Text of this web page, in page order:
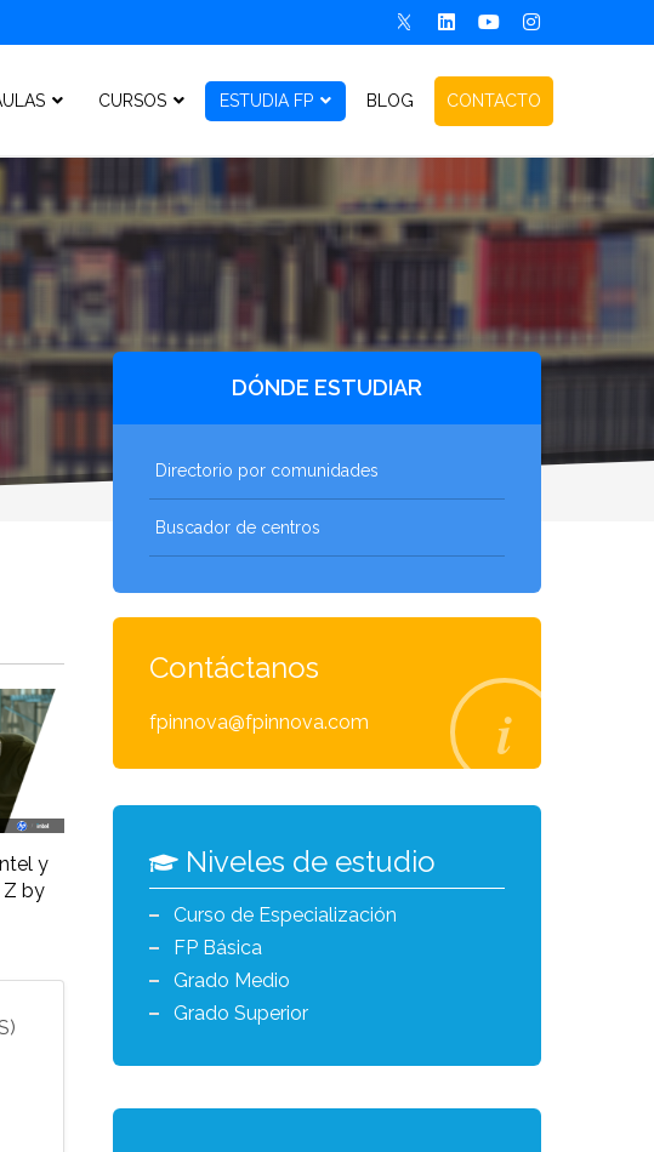
CURSOS ESTUDIA FP BLOG CONTACTO
y
Z by
DÓNDE ESTUDIAR
Directorio por comunidades
Buscador de centros
Contáctanos
fpinnova@fpinnova.com
Niveles de estudio
Curso de Especialización
FP Básica
Grado Medio
Grado Superior